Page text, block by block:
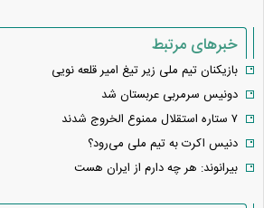
خبرهای مرتبط
بازیکنان تیم ملی زیر تیغ امیر قلعه نویی
دونیس سرمربی عربستان شد
۷ ستاره استقلال ممنوع الخروج شدند
دنیس اکرت به تیم ملی می‌رود؟
بیرانوند: هر چه دارم از ایران هست